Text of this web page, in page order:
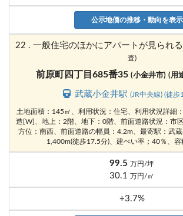
公示地価の推移・動向を表示
22 . 一般住宅のほかにアパートが見られ
査)
前原町四丁目685番35 (小金井市) (用
武蔵小金井駅 (JR中央線) (徒歩
土地面積：145㎡、利用状況：住宅、利用状況詳細
造[W]、地上：2階、地下：0階、前面道路状況：市
方位：南西、前面道路の幅員：4.2m、最寄駅：武蔵
1,400m(徒歩17.5分)、建ぺい率；40％、容
99.5 万円/坪
30.1 万円/㎡
+3.7%